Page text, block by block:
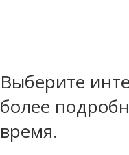
Выберите
более
время.